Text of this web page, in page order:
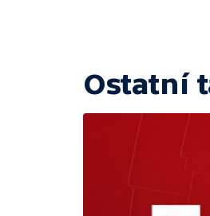
Ostatní